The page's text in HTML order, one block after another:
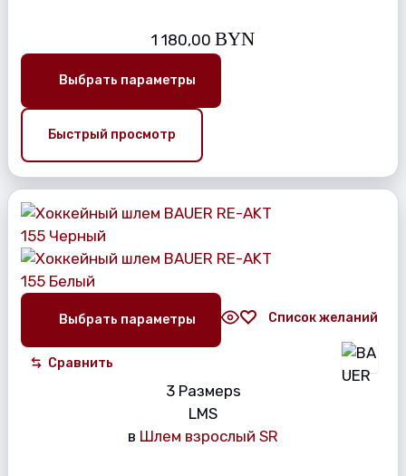
1 180,00 BYN
Выбрать параметры
Быстрый просмотр
Выбрать параметры Список желаний
Сравнить
3 Размерs
LMS
в Шлем взрослый SR